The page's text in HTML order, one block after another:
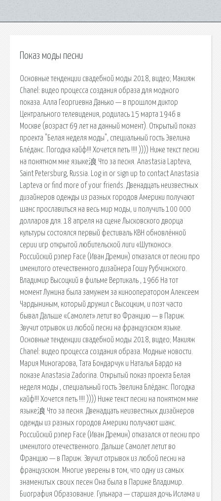
Показ моды песни
Основные тенденции свадебной моды 2018, видео; Макияж
Chanel: видео процесса создания образа для модного
показа. Алла Георгиевна Данько — в прошлом диктор
Центрального телевидения, родилась 15 марта 1946 в
Москве (возраст 69 лет на данный момент). Открытый показ
проекта "Белая неделя моды", специальный гость Эвелина
Блёданс. Погодка кайф!!! Хочется петь !!!! )))) Ниже текст песни
на понятном мне языке浪 Что за песня. Anastasia Lapteva,
Saint Petersburg, Russia. Log in or sign up to contact Anastasia
Lapteva or find more of your friends. Двенадцать неизвестных
дизайнеров одежды из разных городов Америки получают
шанс прославиться на весь мир моды, и получить 100 000
долларов для. 18 апреля на сцене Лысковского дворца
культуры состоялся первый фестиваль КВН обновлённой
серии игр открытой любительской лиги «Шутконос».
Российский рэпер Face (Иван Дремин) отказался от песни про
именитого отечественного дизайнера Гошу Рубчинского.
Владимир Высоцкий в фильме Вертикаль , 1966 На тот
момент Лужина была замужем за кинооператором Алексеем
Чардыниным, который дружил с Высоцким, и поэт часто
бывал Дальше «Самолет» летит во Францию — в Париж.
Звучит отрывок из любой песни на французском языке.
Основные тенденции свадебной моды 2018, видео; Макияж
Chanel: видео процесса создания образа. Модные новости.
Мария Миногарова, Тата Бондарчук и Наталья Бардо на
показе Anastasia Zadorina. Открытый показ проекта Белая
неделя моды , специальный гость Эвелина Блёданс. Погодка
кайф!!! Хочется петь !!!! )))) Ниже текст песни на понятном мне
языке浪 Что за песня. Двенадцать неизвестных дизайнеров
одежды из разных городов Америки получают шанс.
Российский рэпер Face (Иван Дремин) отказался от песни про
именитого отечественного. Дальше Самолет летит во
Францию — в Париж. Звучит отрывок из любой песни на
французском. Многие уверены в том, что одну из самых
знаменитых своих песен Она была в Париже Владимир.
Биография Образование. Гульнара — старшая дочь Ислама и